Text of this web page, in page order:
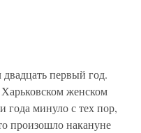
первый год.
женском
года минуло с тех пор,
произошло накануне